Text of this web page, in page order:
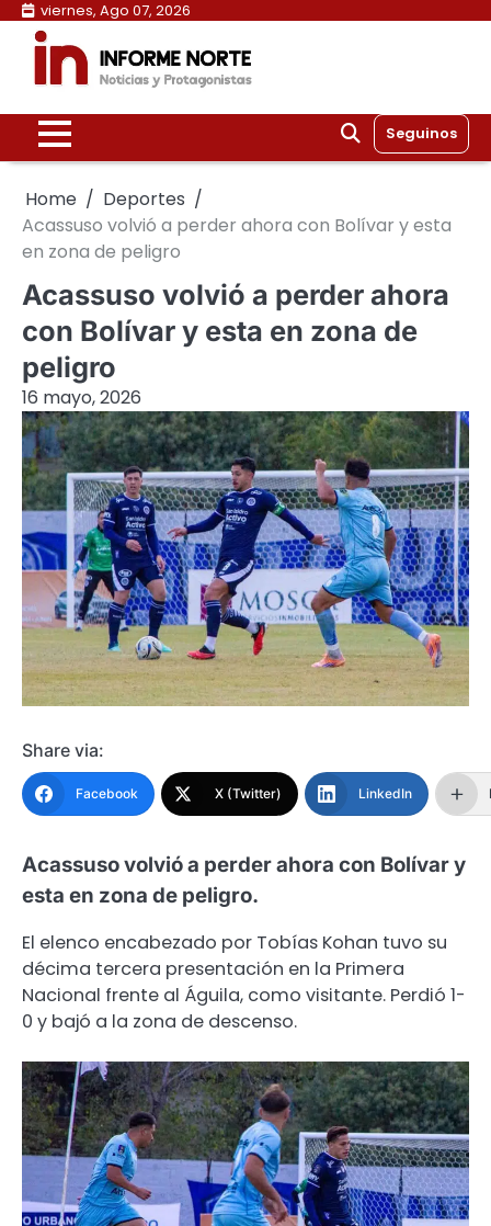
Skip
content
viernes, Ago 07, 2026
Seguinos
Home
Deportes
Acassuso volvió a perder ahora con Bolívar y esta
en zona de peligro
Acassuso volvió a perder ahora
con Bolívar y esta en zona de
peligro
16 mayo, 2026
Share via:
Facebook X (Twitter) LinkedIn
Acassuso volvió a perder ahora con Bolívar y
esta en zona de peligro.
El elenco encabezado por Tobías Kohan tuvo su
décima tercera presentación en la Primera
Nacional frente al Águila, como visitante. Perdió 1-
0 y bajó a la zona de descenso.